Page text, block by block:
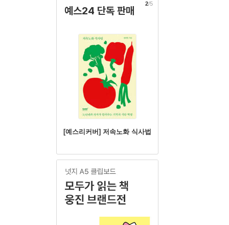
예스24 단독 판매
[예스리커버] 저속노화 식사법
2/5